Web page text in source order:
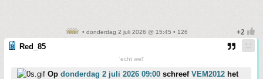
• donderdag 2 juli 2026 @ 15:45 • 126
Red_85
'echt wel'
Op donderdag 2 juli 2026 09:00 schreef VEM2012 het